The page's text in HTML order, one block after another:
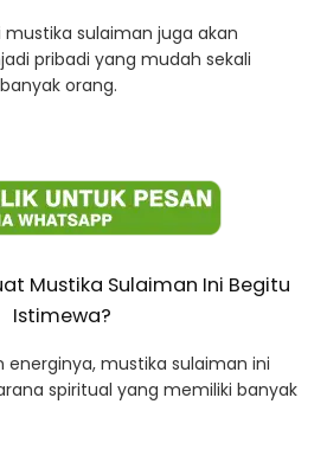
sulaiman juga akan
pribadi yang mudah sekali
orang.
Mustika Sulaiman Ini Begitu
Istimewa?
energinya, mustika sulaiman ini
spiritual yang memiliki banyak